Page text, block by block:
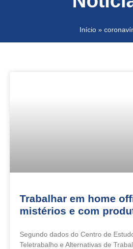
Início»
Trabalhar em home
mistérios e com
Segundo dados do Centro de
Teletrabalho e Alternativas de